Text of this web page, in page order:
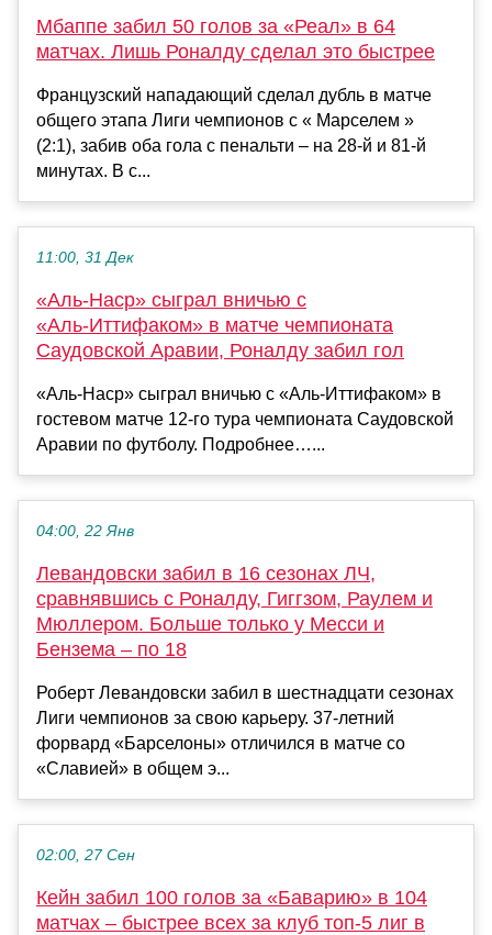
Мбаппе забил 50 голов за «Реал» в 64
матчах. Лишь Роналду сделал это быстрее
Французский нападающий сделал дубль в матче
общего этапа Лиги чемпионов с « Марселем »
(2:1), забив оба гола с пенальти – на 28-й и 81-й
минутах. В с...
11:00, 31 Дек
«Аль‑Наср» сыграл вничью с
«Аль‑Иттифаком» в матче чемпионата
Саудовской Аравии, Роналду забил гол
«Аль‑Наср» сыграл вничью с «Аль‑Иттифаком» в
гостевом матче 12‑го тура чемпионата Саудовской
Аравии по футболу. Подробнее…...
04:00, 22 Янв
Левандовски забил в 16 сезонах ЛЧ,
сравнявшись с Роналду, Гиггзом, Раулем и
Мюллером. Больше только у Месси и
Бензема – по 18
Роберт Левандовски забил в шестнадцати сезонах
Лиги чемпионов за свою карьеру. 37-летний
форвард «Барселоны» отличился в матче со
«Славией» в общем э...
02:00, 27 Сен
Кейн забил 100 голов за «Баварию» в 104
матчах – быстрее всех за клуб топ-5 лиг в